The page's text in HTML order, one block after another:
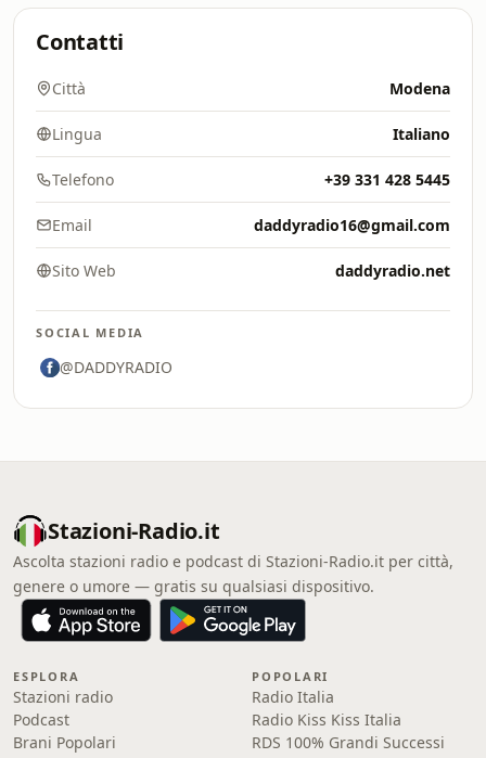
Contatti
Città Modena
Lingua Italiano
Telefono +39 331 428 5445
Email daddyradio16@gmail.com
Sito Web daddyradio.net
SOCIAL MEDIA
@DADDYRADIO
Stazioni-Radio.it
Ascolta stazioni radio e podcast di Stazioni-Radio.it per città,
genere o umore — gratis su qualsiasi dispositivo.
ESPLORA
Stazioni radio
Podcast
Brani Popolari
POPOLARI
Radio Italia
Radio Kiss Kiss Italia
RDS 100% Grandi Successi